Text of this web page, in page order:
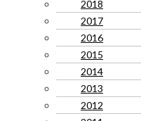
2018
2017
2016
2015
2014
2013
2012